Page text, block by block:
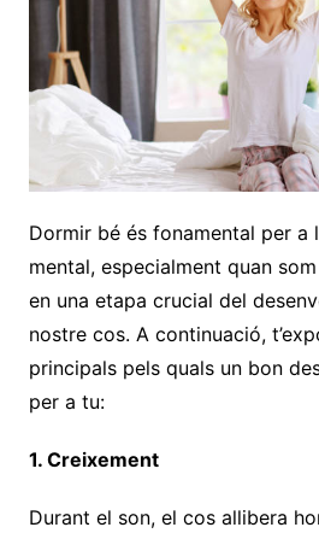
Dormir bé és fonamental per a
mental, especialment quan
en una etapa crucial del
nostre cos. A continuació,
principals pels quals un bon
per a tu:
1. Creixement
Durant el son, el cos allibera